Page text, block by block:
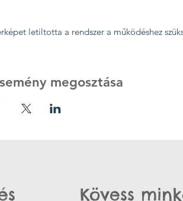
letiltotta a rendszer a működéshez
megosztása
Kövess